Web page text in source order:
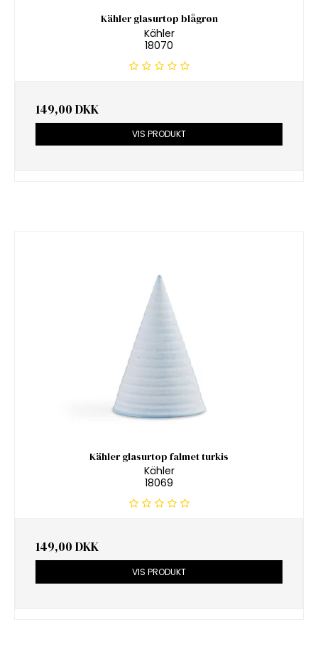
Kähler glasurtop blågrøn
Kähler
18070
149,00 DKK
VIS PRODUKT
Kähler glasurtop falmet turkis
Kähler
18069
149,00 DKK
VIS PRODUKT